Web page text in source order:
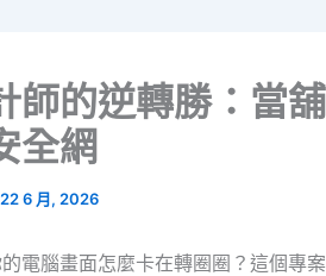
師的逆轉勝：當
全網
22 6 月, 2026
的電腦畫面怎麼卡在轉圈圈？這個專